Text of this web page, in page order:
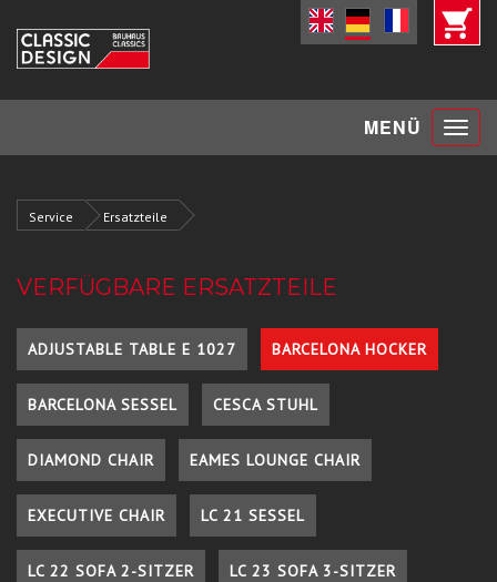
MENÜ Toggle
Service Ersatzteile
VERFÜGBARE ERSATZTEILE
ADJUSTABLE TABLE E 1027 BARCELONA HOCKER
BARCELONA SESSEL CESCA STUHL
DIAMOND CHAIR EAMES LOUNGE CHAIR
EXECUTIVE CHAIR LC 21 SESSEL
LC 22 SOFA 2-SITZER LC 23 SOFA 3-SITZER